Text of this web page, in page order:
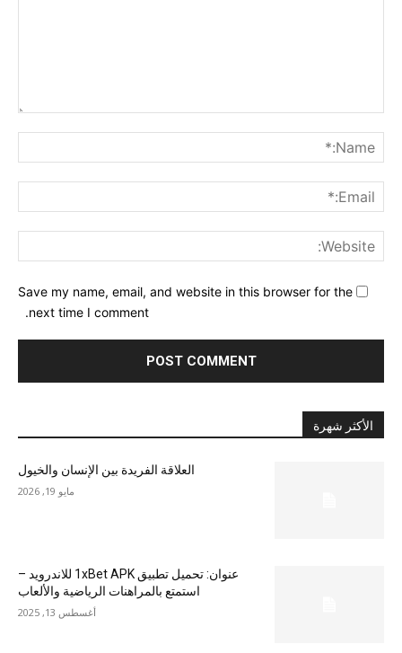
Save my name, email, and website in this browser for the
next time I comment.
الأكثر شهرة
العلاقة الفريدة بين الإنسان والخيول
مايو 19, 2026
عنوان: تحميل تطبيق 1xBet APK للاندرويد –
استمتع بالمراهنات الرياضية والألعاب
أغسطس 13, 2025